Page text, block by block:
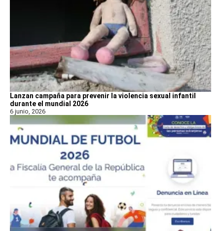
Lanzan campaña para prevenir la violencia sexual infantil
durante el mundial 2026
6 junio, 2026